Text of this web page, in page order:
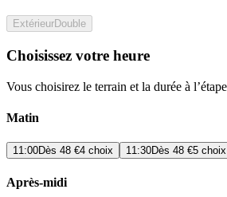
ExtérieurDouble
Choisissez votre heure
Vous choisirez le terrain et la durée à
Matin
11:00Dès 48 €4 choix 11:30Dès 48 €5 choix
Après-midi